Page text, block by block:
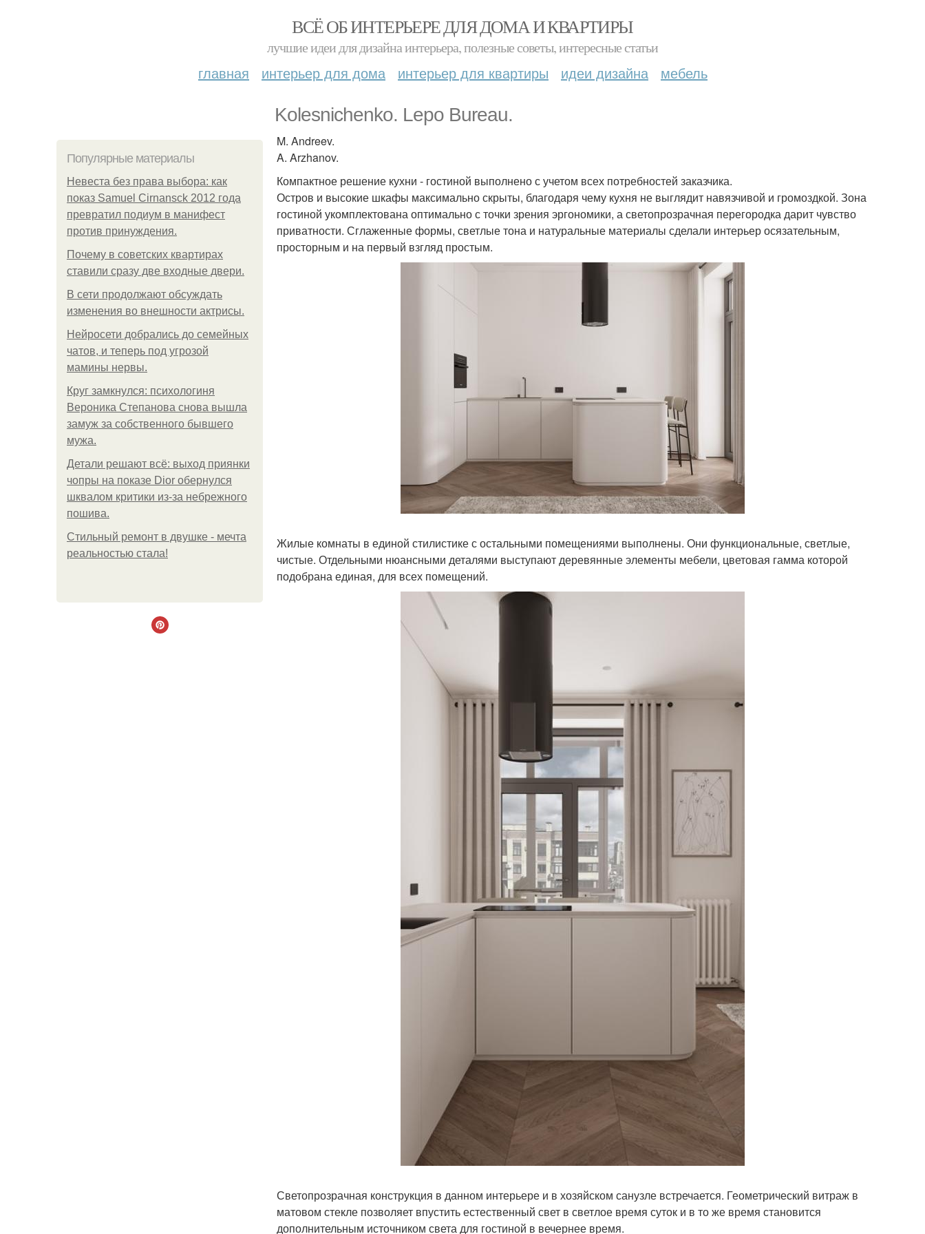
ВСЁ ОБ ИНТЕРЬЕРЕ ДЛЯ ДОМА И КВАРТИРЫ
лучшие идеи для дизайна интерьера, полезные советы, интересные статьи
главная интерьер для дома интерьер для квартиры идеи дизайна мебель
Kolesnichenko. Lepo Bureau.
Популярные материалы
Невеста без права выбора: как
показ Samuel Cirnansck 2012 года
превратил подиум в манифест
против принуждения.
Почему в советских квартирах
ставили сразу две входные двери.
В сети продолжают обсуждать
изменения во внешности актрисы.
Нейросети добрались до семейных
чатов, и теперь под угрозой
мамины нервы.
Круг замкнулся: психологиня
Вероника Степанова снова вышла
замуж за собственного бывшего
мужа.
Детали решают всё: выход приянки
чопры на показе Dior обернулся
шквалом критики из-за небрежного
пошива.
Стильный ремонт в двушке - мечта
реальностью стала!
M. Andreev.
A. Arzhanov.
Компактное решение кухни - гостиной выполнено с учетом всех потребностей заказчика.
Остров и высокие шкафы максимально скрыты, благодаря чему кухня не выглядит навязчивой и громоздкой. Зона
гостиной укомплектована оптимально с точки зрения эргономики, а светопрозрачная перегородка дарит чувство
приватности. Сглаженные формы, светлые тона и натуральные материалы сделали интерьер осязательным,
просторным и на первый взгляд простым.
Жилые комнаты в единой стилистике с остальными помещениями выполнены. Они функциональные, светлые,
чистые. Отдельными нюансными деталями выступают деревянные элементы мебели, цветовая гамма которой
подобрана единая, для всех помещений.
Светопрозрачная конструкция в данном интерьере и в хозяйском санузле встречается. Геометрический витраж в
матовом стекле позволяет впустить естественный свет в светлое время суток и в то же время становится
дополнительным источником света для гостиной в вечернее время.